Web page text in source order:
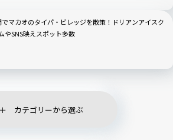
でマカオのタイパ・ビレッジを散策！ドリアンアイスク
やSNS映えスポット多数
カテゴリーから選ぶ